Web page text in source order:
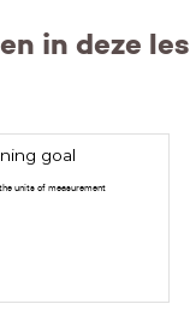
in deze les
goal
units of measurement